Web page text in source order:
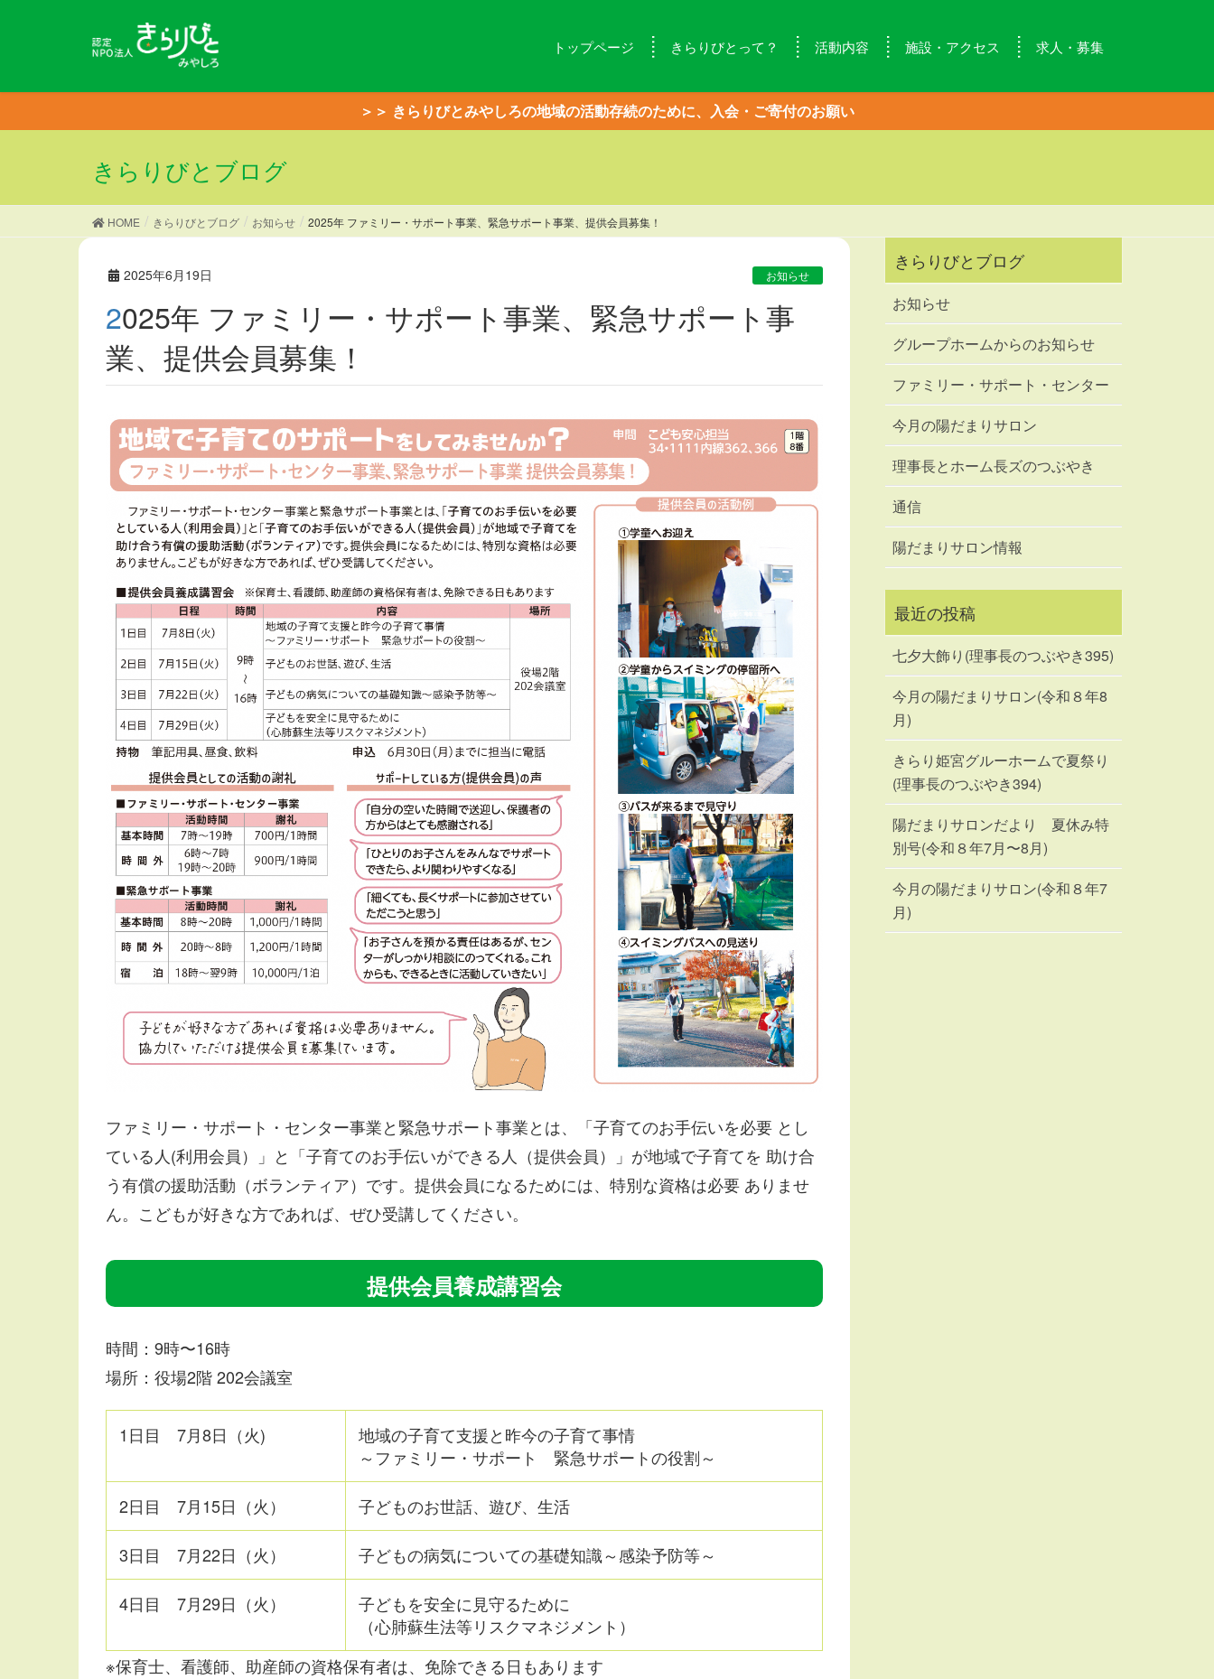
トップページ きらりびとって？ 活動内容 施設・アクセス 求人・募集
＞＞ きらりびとみやしろの地域の活動存続のために、入会・ご寄付のお願い
きらりびとブログ
HOME きらりびとブログ お知らせ 2025年 ファミリー・サポート事業、緊急サポート事業、提供会員募集！
2025年6月19日 お知らせ
2025年 ファミリー・サポート事業、緊急サポート事
業、提供会員募集！
ファミリー・サポート・センター事業と緊急サポート事業とは、「子育てのお手伝いを必要 とし
ている人(利用会員）」と「子育てのお手伝いができる人（提供会員）」が地域で子育てを 助け合
う有償の援助活動（ボランティア）です。提供会員になるためには、特別な資格は必要 ありませ
ん。こどもが好きな方であれば、ぜひ受講してください。
提供会員養成講習会
時間：9時〜16時
場所：役場2階 202会議室
1日目 7月8日（火)
地域の子育て支援と昨今の子育て事情
～ファミリー・サポート 緊急サポートの役割～
2日目 7月15日（火） 子どものお世話、遊び、生活
3日目 7月22日（火） 子どもの病気についての基礎知識～感染予防等～
4日目 7月29日（火）
子どもを安全に見守るために
（心肺蘇生法等リスクマネジメント）
※保育士、看護師、助産師の資格保有者は、免除できる日もあります
きらりびとブログ
お知らせ
グループホームからのお知らせ
ファミリー・サポート・センター
今月の陽だまりサロン
理事長とホーム長ズのつぶやき
通信
陽だまりサロン情報
最近の投稿
七夕大飾り(理事長のつぶやき395)
今月の陽だまりサロン(令和８年8
月)
きらり姫宮グルーホームで夏祭り
(理事長のつぶやき394)
陽だまりサロンだより 夏休み特
別号(令和８年7月〜8月)
今月の陽だまりサロン(令和８年7
月)